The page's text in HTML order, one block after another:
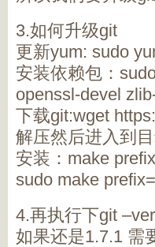
3.如何升级git
更新yum: sudo
安装依赖包：
openssl-devel
下载git:wget
解压然后进入到
安装：make
sudo make
4.再执行下git
如果还是1.7.1 需